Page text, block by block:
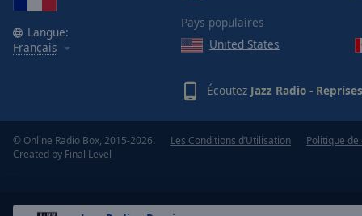
Langue:
Français
Pays populaires
United States
Écoutez Jazz Radio - Reprises
© Online Radio Box, 2015-2026.
Created by Final Level
Les Conditions d’Utilisation Politique